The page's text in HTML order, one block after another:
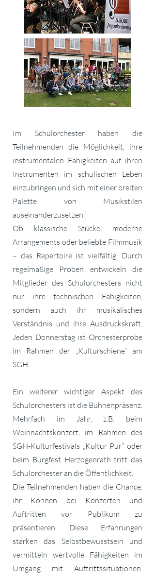
Im Schulorchester haben die
Teilnehmenden die Möglichkeit, ihre
instrumentalen Fähigkeiten auf ihren
Instrumenten im schulischen Leben
einzubringen und sich mit einer breiten
Palette von Musikstilen
auseinanderzusetzen.
Ob klassische Stücke, moderne
Arrangements oder beliebte Filmmusik
– das Repertoire ist vielfältig. Durch
regelmäßige Proben entwickeln die
Mitglieder des Schulorchesters nicht
nur ihre technischen Fähigkeiten,
sondern auch ihr musikalisches
Verständnis und ihre Ausdruckskraft.
Jeden Donnerstag ist Orchesterprobe
im Rahmen der „Kulturschiene“ am
SGH.
Ein weiterer wichtiger Aspekt des
Schulorchesters ist die Bühnenpräsenz.
Mehrfach im Jahr, z.B. beim
Weihnachtskonzert, im Rahmen des
SGH-Kulturfestivals „Kultur Pur“ oder
beim Burgfest Herzogenrath tritt das
Schulorchester an die Öffentlichkeit.
Die Teilnehmenden haben die Chance,
ihr Können bei Konzerten und
Auftritten vor Publikum zu
präsentieren. Diese Erfahrungen
stärken das Selbstbewusstsein und
vermitteln wertvolle Fähigkeiten im
Umgang mit Auftrittssituationen.